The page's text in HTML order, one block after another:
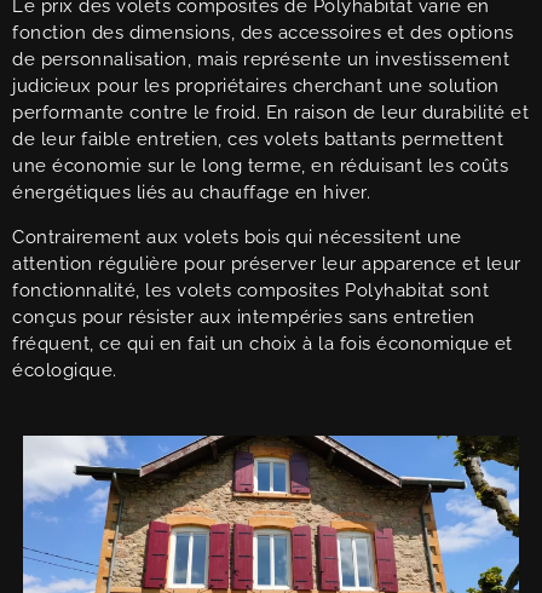
Le prix des volets composites de Polyhabitat varie en
fonction des dimensions, des accessoires et des options
de personnalisation, mais représente un investissement
judicieux pour les propriétaires cherchant une solution
performante contre le froid. En raison de leur durabilité et
de leur faible entretien, ces volets battants permettent
une économie sur le long terme, en réduisant les coûts
énergétiques liés au chauffage en hiver.
Contrairement aux volets bois qui nécessitent une
attention régulière pour préserver leur apparence et leur
fonctionnalité, les volets composites Polyhabitat sont
conçus pour résister aux intempéries sans entretien
fréquent, ce qui en fait un choix à la fois économique et
écologique.